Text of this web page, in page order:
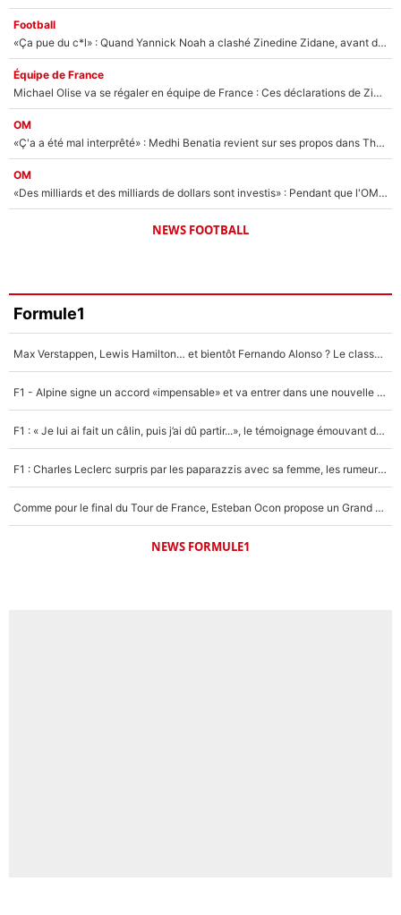
Football
«Ça pue du c*l» : Quand Yannick Noah a clashé Zinedine Zidane, avant de se faire recadrer par le nouveau sélectionneur de l'équipe de France !
Équipe de France
Michael Olise va se régaler en équipe de France : Ces déclarations de Zinedine Zidane qui prouvent qu'il va tout miser sur la star du Bayern Munich !
OM
«Ç'a a été mal interprêté» : Medhi Benatia revient sur ses propos dans The Bridge et précise ses conditions pour rejoindre le PSG !
OM
«Des milliards et des milliards de dollars sont investis» : Pendant que l'OM est en pleine crise financière, Frank McCourt lance un nouveau projet à 260M€ !
NEWS FOOTBALL
Formule1
Max Verstappen, Lewis Hamilton… et bientôt Fernando Alonso ? Le classement des pilotes les mieux payés en Formule 1 risque de changer !
F1 - Alpine signe un accord «impensable» et va entrer dans une nouvelle dimension : Grande nouvelle pour Pierre Gasly !
F1 : « Je lui ai fait un câlin, puis j’ai dû partir...», le témoignage émouvant de Max Verstappen sur sa fille
F1 : Charles Leclerc surpris par les paparazzis avec sa femme, les rumeurs étaient vraies !
Comme pour le final du Tour de France, Esteban Ocon propose un Grand Prix de Formule 1 à Paris : «Autour de l’Arc de Triomphe, ce serait génial» !
NEWS FORMULE1